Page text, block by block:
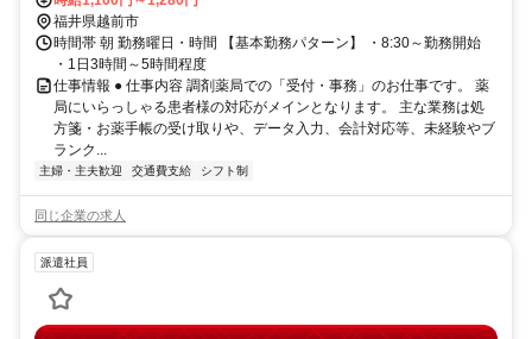
福井県越前市
時間帯 朝 勤務曜日・時間 【基本勤務パターン】 ・8:30～勤務開始
・1日3時間～5時間程度
仕事情報 ● 仕事内容 調剤薬局での「受付・事務」のお仕事です。 薬
局にいらっしゃる患者様の対応がメインとなります。 主な業務は処
方箋・お薬手帳の受け取りや、データ入力、会計対応等、未経験やブ
ランク...
主婦・主夫歓迎 交通費支給 シフト制
同じ企業の求人
派遣社員